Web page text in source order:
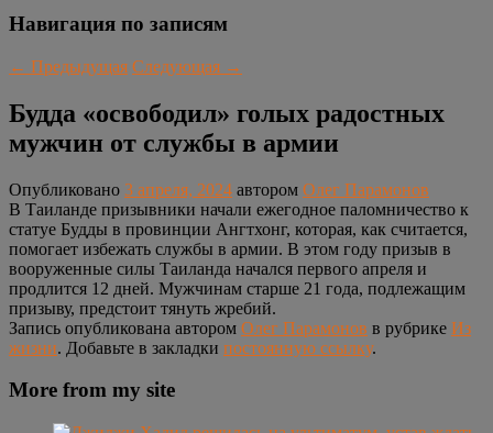
Навигация по записям
← Предыдущая Следующая →
Будда «освободил» голых радостных
мужчин от службы в армии
Опубликовано 3 апреля, 2024 автором Олег Парамонов
В Таиланде призывники начали ежегодное паломничество к
статуе Будды в провинции Ангтхонг, которая, как считается,
помогает избежать службы в армии. В этом году призыв в
вооруженные силы Таиланда начался первого апреля и
продлится 12 дней. Мужчинам старше 21 года, подлежащим
призыву, предстоит тянуть жребий.
Запись опубликована автором Олег Парамонов в рубрике Из
жизни. Добавьте в закладки постоянную ссылку.
More from my site